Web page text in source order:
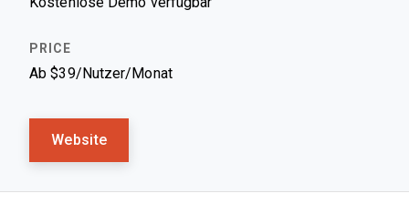
Ab $39/Nutzer/Monat
Website